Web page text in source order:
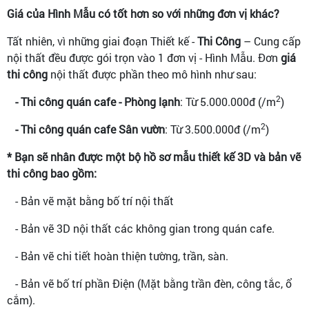
Giá của Hình Mẫu có tốt hơn so với những đơn vị khác?
Tất nhiên, vì những giai đoạn Thiết kế -Thi Công – Cung cấp
nội thất đều được gói trọn vào 1 đơn vị - Hình Mẫu. Đơn giá
thi công nội thất được phần theo mô hình như sau:
- Thi công quán cafe - Phòng lạnh: Từ 5.000.000đ (/m2)
- Thi công quán cafe Sân vườn: Từ 3.500.000đ (/m2)
* Bạn sẽ nhân được một bộ hồ sơ mẫu thiết kế 3D và bản vẽ
thi công bao gồm:
- Bản vẽ mặt bằng bố trí nội thất
- Bản vẽ 3D nội thất các không gian trong quán cafe.
- Bản vẽ chi tiết hoàn thiện tường, trần, sàn.
- Bản vẽ bố trí phần Điện (Mặt bằng trần đèn, công tắc, ổ
cắm).